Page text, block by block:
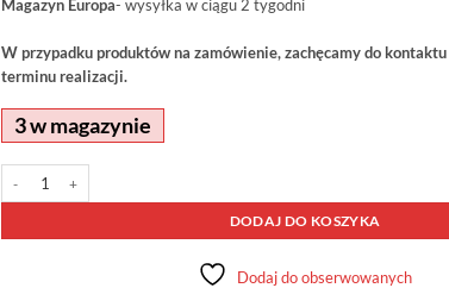
Magazyn Europa- wysyłka w ciągu 2 tygodni
W przypadku produktów na zamówienie, zachęcamy do
terminu realizacji.
3 w magazynie
DODAJ DO KOSZYKA
Alternative:
Dodaj do obserwowanych